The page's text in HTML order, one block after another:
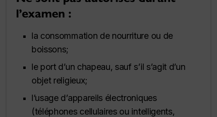
l’examen :
la consommation de nourriture ou de
boissons;
le port d’un chapeau, sauf s’il s’agit d’un
objet religieux;
l’usage d’appareils électroniques
(téléphones cellulaires ou intelligents,